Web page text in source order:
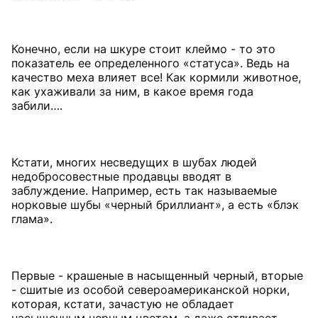
Конечно, если на шкуре стоит клеймо - то это
показатель ее определенного «статуса». Ведь на
качество меха влияет все! Как кормили животное,
как ухаживали за ним, в какое время года
забили….
Кстати, многих несведущих в шубах людей
недобросовестные продавцы вводят в
заблуждение. Например, есть так называемые
норковые шубы «черный бриллиант», а есть «блэк
глама».
Первые - крашеные в насыщенный черный, вторые
- сшитые из особой североамериканской норки,
которая, кстати, зачастую не обладает